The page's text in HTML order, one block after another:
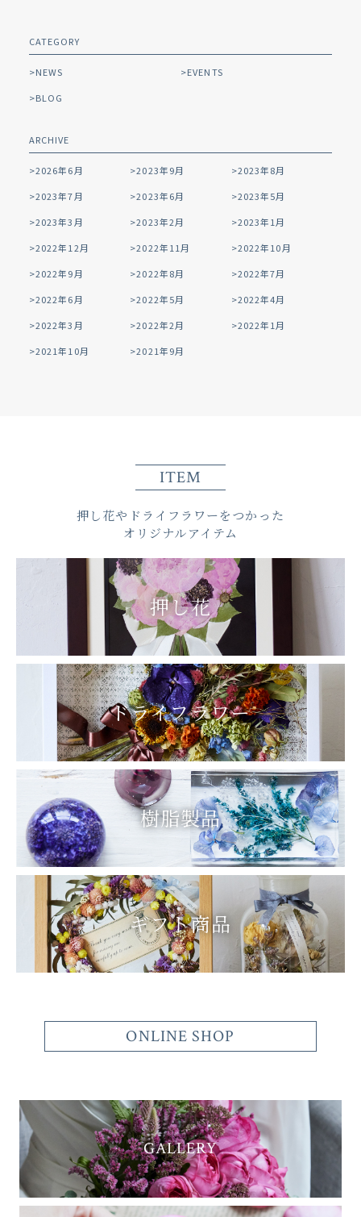
CATEGORY
NEWS
EVENTS
BLOG
ARCHIVE
2026年6月 2023年9月
2023年8月
2023年7月
2023年6月
2023年5月
2023年3月
2023年2月
2023年1月
2022年12月
2022年11月
2022年10月
2022年9月
2022年8月
2022年7月
2022年6月
2022年5月
2022年4月
2022年3月
2022年2月
2022年1月
2021年10月
2021年9月
ITEM
押し花やドライフラワーをつかった
オリジナルアイテム
押し花
ドライフラワー
樹脂製品
ギフト商品
ONLINE SHOP
GALLERY